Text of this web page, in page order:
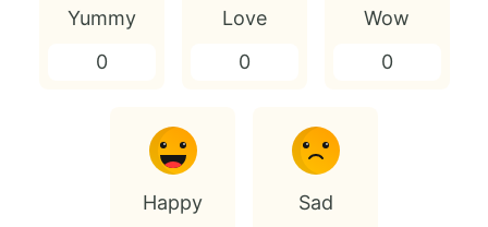
Yummy
0
Love
0
Wow
0
Happy
Sad